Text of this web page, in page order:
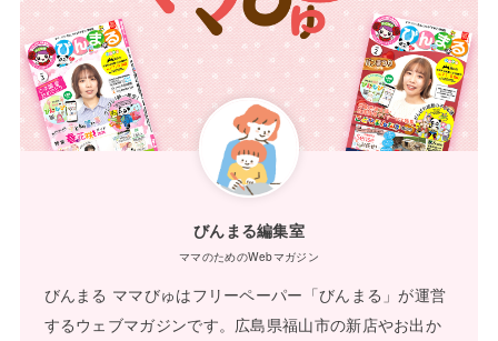
びんまる編集室
ママのためのWebマガジン
びんまる ママびゅはフリーペーパー「びんまる」が運営
するウェブマガジンです。広島県福山市の新店やお出か